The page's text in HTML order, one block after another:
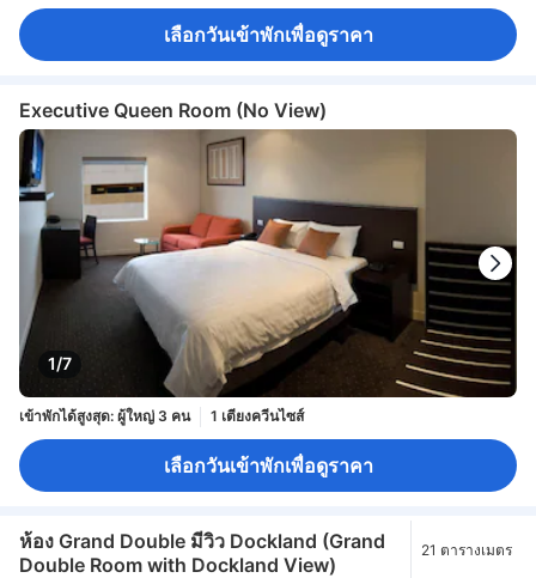
เลือกวันเข้าพักเพื่อดูราคา
Executive Queen Room (No View)
1/7
เข้าพักได้สูงสุด: ผู้ใหญ่ 3 คน 1 เตียงควีนไซส์
เลือกวันเข้าพักเพื่อดูราคา
ห้อง Grand Double มีวิว Dockland (Grand
Double Room with Dockland View)
21 ตารางเมตร